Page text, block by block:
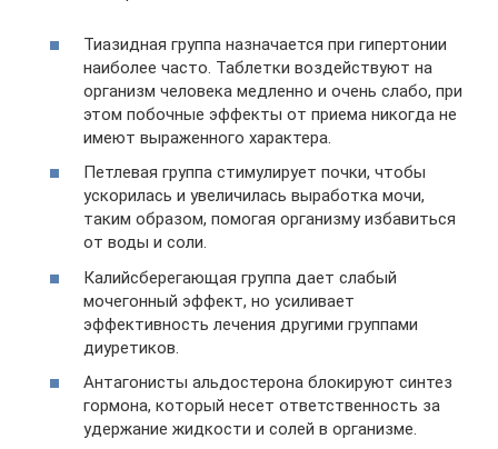
Тиазидная группа назначается при гипертонии
наиболее часто. Таблетки воздействуют на
организм человека медленно и очень слабо, при
этом побочные эффекты от приема никогда не
имеют выраженного характера.
Петлевая группа стимулирует почки, чтобы
ускорилась и увеличилась выработка мочи,
таким образом, помогая организму избавиться
от воды и соли.
Калийсберегающая группа дает слабый
мочегонный эффект, но усиливает
эффективность лечения другими группами
диуретиков.
Антагонисты альдостерона блокируют синтез
гормона, который несет ответственность за
удержание жидкости и солей в организме.